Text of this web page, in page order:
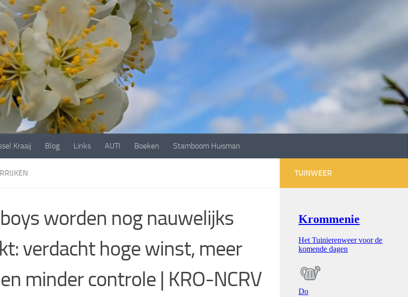
Kraaij Blog Links AUTI Boeken Stamboom Huisman
worden nog nauwelijks
verdacht hoge winst, meer
minder controle | KRO-NCRV
TUINWEER